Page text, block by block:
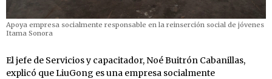
Apoya empresa socialmente responsable en la reinserción social de jóvenes
Itama Sonora
El jefe de Servicios y capacitador, Noé Buitrón Cabanillas,
explicó que LiuGong es una empresa socialmente